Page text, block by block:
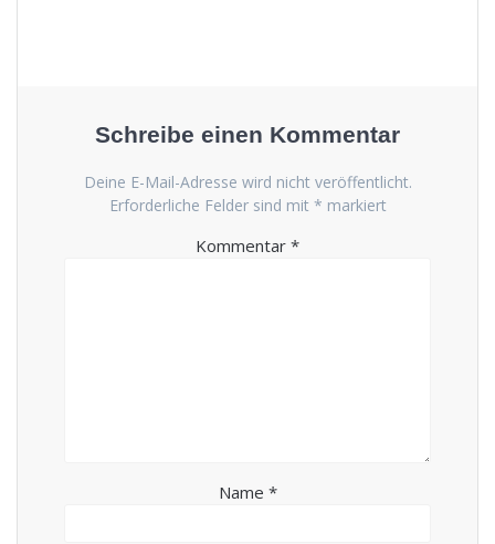
Schreibe einen Kommentar
Deine E-Mail-Adresse wird nicht veröffentlicht.
Erforderliche Felder sind mit * markiert
Kommentar *
Name *